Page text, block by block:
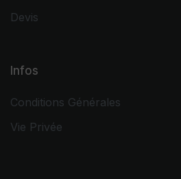
Devis
Infos
Conditions Générales
Vie Privée